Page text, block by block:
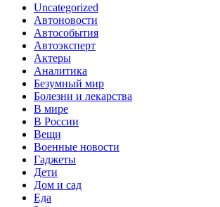
Uncategorized
Автоновости
Автособытия
Автоэксперт
Актеры
Аналитика
Безумный мир
Болезни и лекарства
В мире
В России
Вещи
Военные новости
Гаджеты
Дети
Дом и сад
Еда